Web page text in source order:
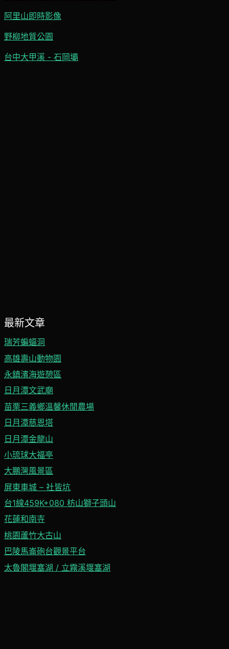
阿里山即時影像
野柳地質公園
台中大甲溪 - 石岡壩
最新文章
瑞芳蝙蝠洞
高雄壽山動物園
永鎮濱海遊憩區
日月潭文武廟
苗栗三義鄉溫馨休閒農場
日月潭慈恩塔
日月潭金龍山
小琉球大福亭
大鵬灣風景區
屏東車城 – 社皆坑
台1線459K+080 枋山獅子頭山
花蓮和南寺
桃園蘆竹大古山
巴陵馬崙砲台觀景平台
太魯閣堰塞湖 / 立霧溪堰塞湖